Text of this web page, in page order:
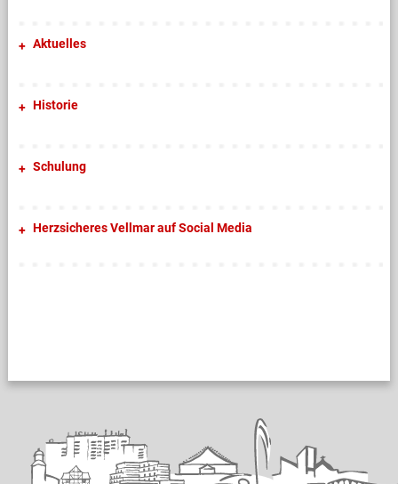
Aktuelles
Historie
Schulung
Herzsicheres Vellmar auf Social Media